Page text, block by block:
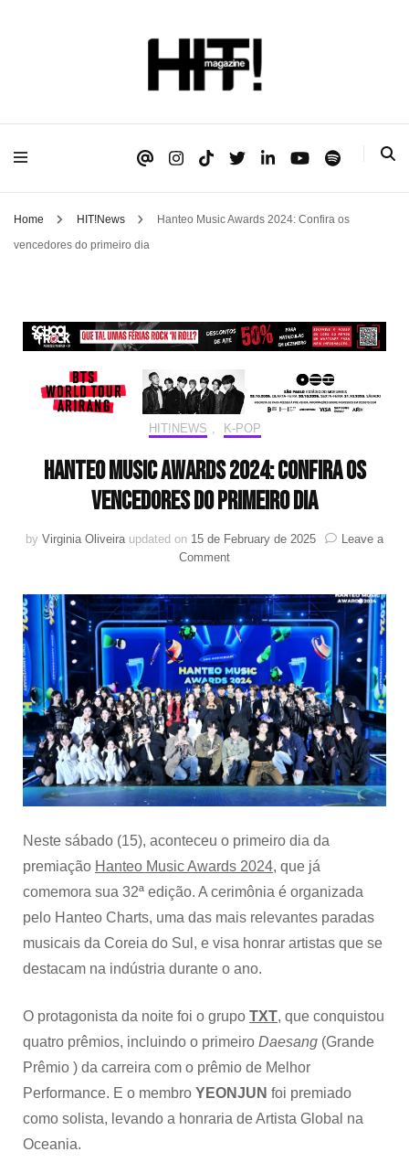
HIT!Magazine
Home HIT!News
Hanteo Music Awards 2024: Confira os
vencedores do primeiro dia
HIT!NEWS K-POP
Hanteo Music Awards 2024: Confira os
vencedores do primeiro dia
by Virginia Oliveira updated on 15 de February de 2025
Leave a
Commenton
Music
Awards
2024:
Confira
os
vencedores
do
primeiro
dia
Neste sábado (15), aconteceu o primeiro dia da
premiação Hanteo Music Awards 2024, que já
comemora sua 32ª edição. A cerimônia é organizada
pelo Hanteo Charts, uma das mais relevantes paradas
musicais da Coreia do Sul, e visa honrar artistas que se
destacam na indústria durante o ano.
O protagonista da noite foi o grupo TXT, que conquistou
quatro prêmios, incluindo o primeiro Daesang (Grande
Prêmio ) da carreira com o prêmio de Melhor
Performance. E o membro YEONJUN foi premiado
como solista, levando a honraria de Artista Global na
Oceania.